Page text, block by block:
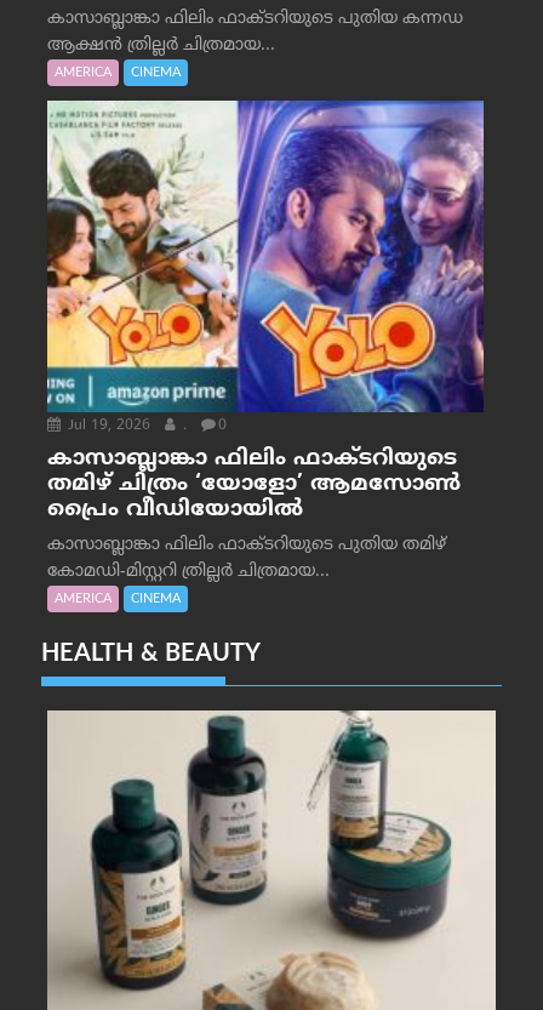
കാസാബ്ലാങ്കാ ഫിലിം ഫാക്ടറിയുടെ പുതിയ കന്നഡ
ആക്ഷൻ ത്രില്ലർ ചിത്രമായ...
AMERICA CINEMA
Jul 19, 2026 . 0
കാസാബ്ലാങ്കാ ഫിലിം ഫാക്ടറിയുടെ
തമിഴ് ചിത്രം ‘യോളോ’ ആമസോൺ
പ്രൈം വീഡിയോയിൽ
കാസാബ്ലാങ്കാ ഫിലിം ഫാക്ടറിയുടെ പുതിയ തമിഴ്
കോമഡി-മിസ്റ്ററി ത്രില്ലർ ചിത്രമായ...
AMERICA CINEMA
HEALTH & BEAUTY